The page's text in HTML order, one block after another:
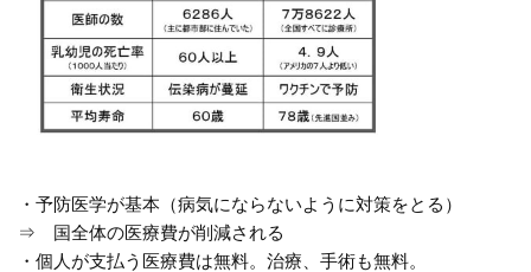
・予防医学が基本（病気にならないように対策をとる）
⇒ 国全体の医療費が削減される
・個人が支払う医療費は無料。治療、手術も無料。